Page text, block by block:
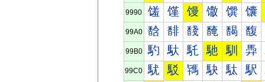
9990 馐 馑 馒 馓 馔 馕
99A0 馠 馡 馢 馣 馤 馥
99B0 馰 馱 馲 馳 馴 馵
99C0 駀 駁 駂 駃 駄 駅